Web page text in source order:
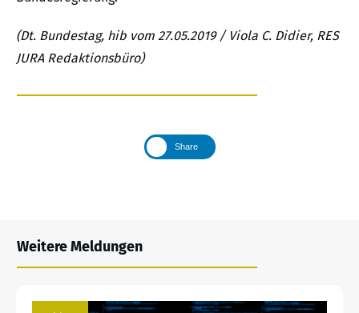
(Dt. Bundestag, hib vom 27.05.2019 / Viola C. Didier, RES
JURA Redaktionsbüro)
Share
Weitere Meldungen